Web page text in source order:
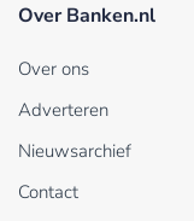
Over Banken.nl
Over ons
Adverteren
Nieuwsarchief
Contact